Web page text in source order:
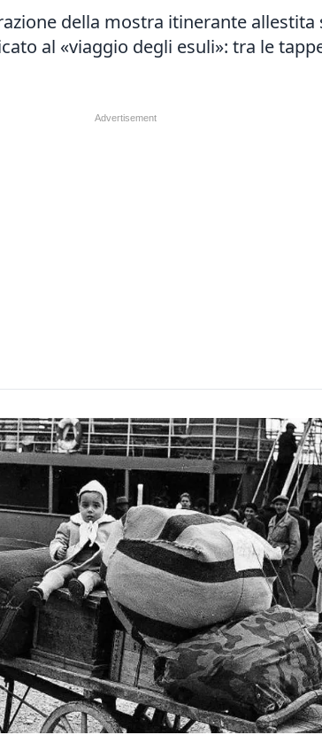
della mostra itinerante allestita
al «viaggio degli esuli»: tra le